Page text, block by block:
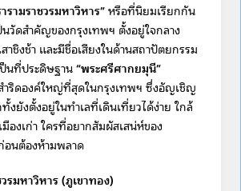
ามราชวรมหาวิหาร”หรือที่นิยมเรียกกัน
นวัดสำคัญของกรุงเทพฯ ตั้งอยู่ใจกลาง
าชิงช้า และมีชื่อเสียงในด้านสถาปัตยกรรม
นที่ประดิษฐาน“พระศรีศากยมุนี”
ริดองค์ใหญ่ที่สุดในกรุงเทพฯ ซึ่งอัญเชิญ
งยังตั้งอยู่ในทำเลที่เดินเที่ยวได้ง่าย ใกล้
มืองเก่า ใครที่อยากสัมผัสเสน่ห์ของ
นต้องห้ามพลาด
รมหาวิหาร (ภูเขาทอง)